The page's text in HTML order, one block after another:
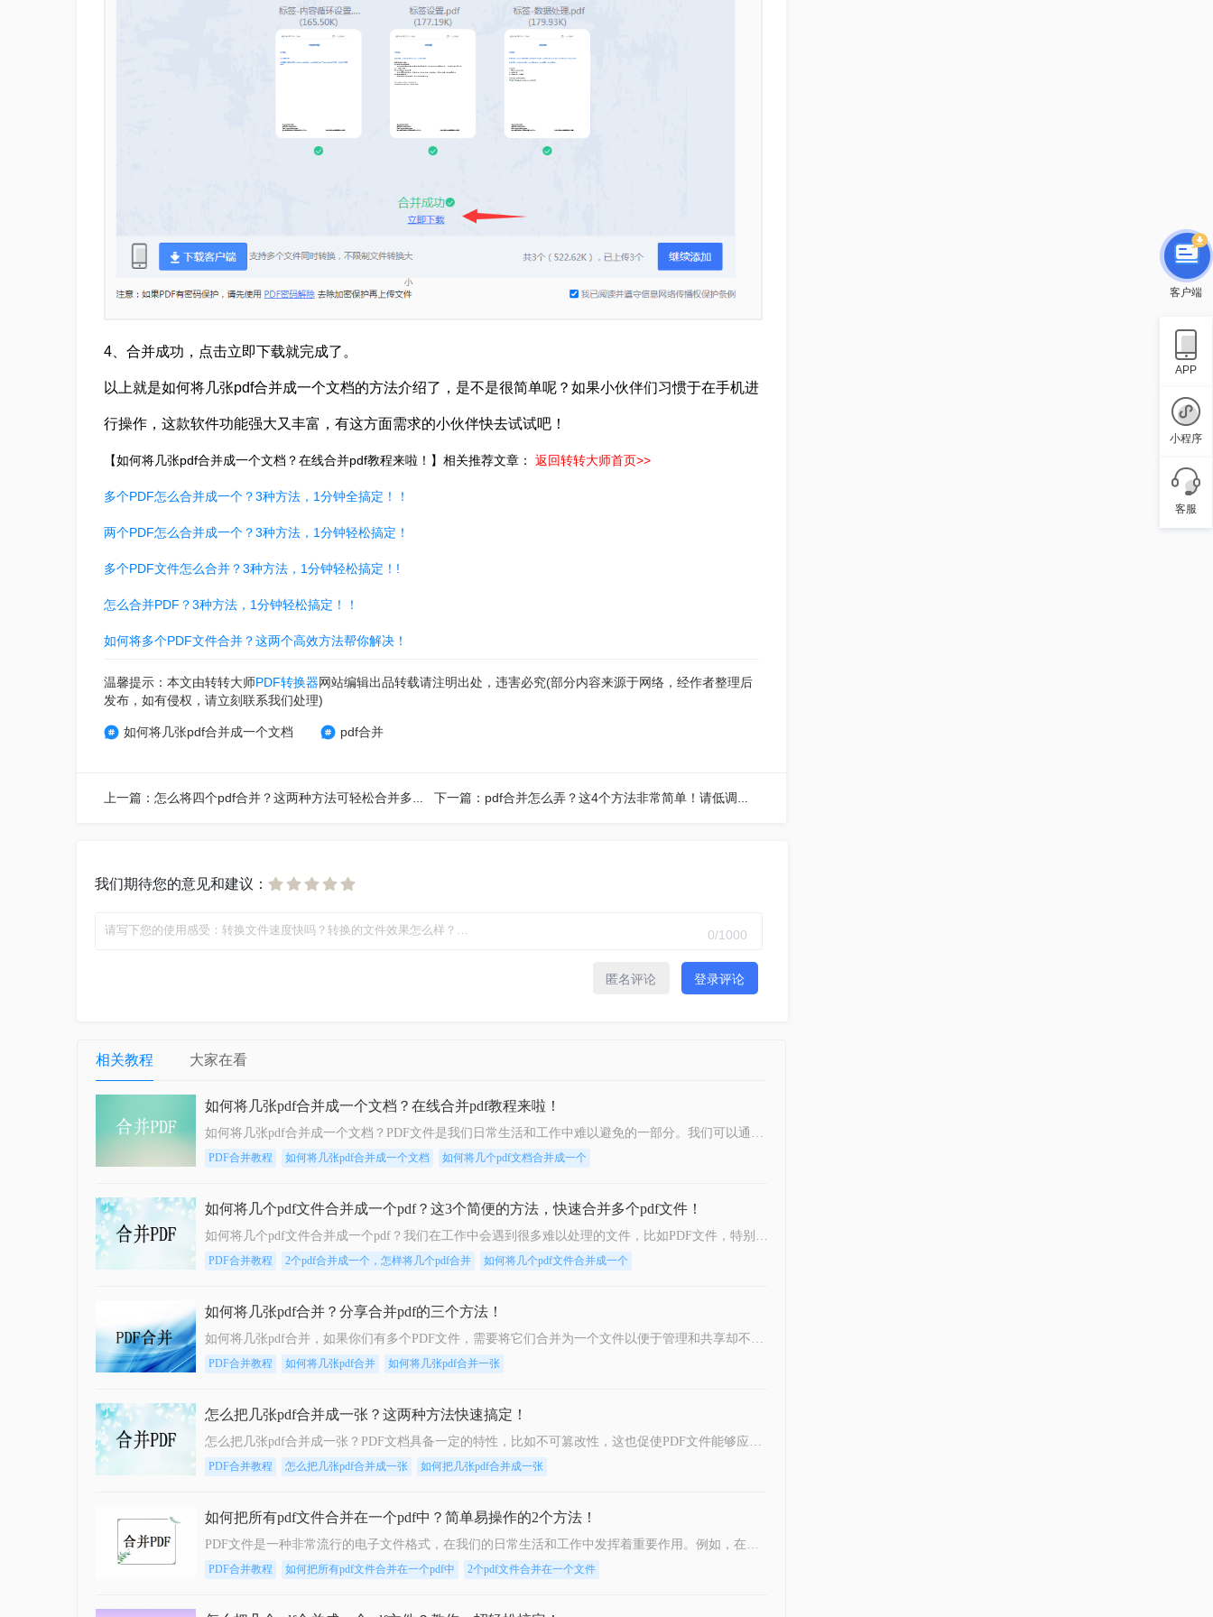
4、合并成功，点击立即下载就完成了。
以上就是如何将几张pdf合并成一个文档的方法介绍了，是不是很简单呢？如果小伙伴们习惯于在手机进
行操作，这款软件功能强大又丰富，有这方面需求的小伙伴快去试试吧！
【如何将几张pdf合并成一个文档？在线合并pdf教程来啦！】相关推荐文章： 返回转转大师首页>>
多个PDF怎么合并成一个？3种方法，1分钟全搞定！！
两个PDF怎么合并成一个？3种方法，1分钟轻松搞定！
多个PDF文件怎么合并？3种方法，1分钟轻松搞定！!
怎么合并PDF？3种方法，1分钟轻松搞定！！
如何将多个PDF文件合并？这两个高效方法帮你解决！
温馨提示：本文由转转大师PDF转换器网站编辑出品转载请注明出处，违害必究(部分内容来源于网络，经作者整理后
发布，如有侵权，请立刻联系我们处理)
如何将几张pdf合并成一个文档 pdf合并
上一篇：怎么将四个pdf合并？这两种方法可轻松合并多个文件~ 下一篇：pdf合并怎么弄？这4个方法非常简单！请低调使用！
我们期待您的意见和建议：
0/1000
匿名评论 登录评论
相关教程 大家在看
如何将几张pdf合并成一个文档？在线合并pdf教程来啦！
PDF合并教程 如何将几张pdf合并成一个文档 如何将几个pdf文档合并成一个
如何将几个pdf文件合并成一个pdf？这3个简便的方法，快速合并多个pdf文件！
PDF合并教程 2个pdf合并成一个，怎样将几个pdf合并 如何将几个pdf文件合并成一个
如何将几张pdf合并？分享合并pdf的三个方法！
PDF合并教程 如何将几张pdf合并 如何将几张pdf合并一张
怎么把几张pdf合并成一张？这两种方法快速搞定！
PDF合并教程 怎么把几张pdf合并成一张 如何把几张pdf合并成一张
如何把所有pdf文件合并在一个pdf中？简单易操作的2个方法！
PDF合并教程 如何把所有pdf文件合并在一个pdf中 2个pdf文件合并在一个文件
客户端
APP
小程序
客服